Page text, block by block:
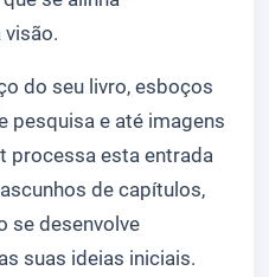
do seu livro, esboços
pesquisa e até imagens
processa esta entrada
de capítulos,
se desenvolve
suas ideias iniciais.